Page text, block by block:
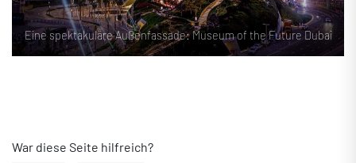
Eine spektakuläre Außenfassade: Museum of the Future Dubai
War diese Seite hilfreich?